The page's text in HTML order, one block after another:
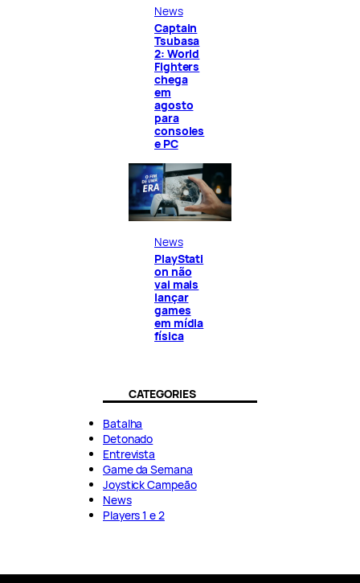
News
Captain
Tsubasa
2: World
Fighters
chega
em
agosto
para
consoles
e PC
News
PlayStati
on não
vai mais
lançar
games
em mídia
física
CATEGORIES
Batalha
Detonado
Entrevista
Game da Semana
Joystick Campeão
News
Players 1 e 2